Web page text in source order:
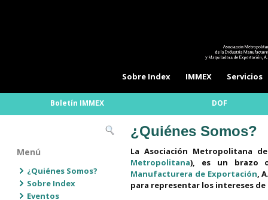
Sobre Index IMMEX Servicios
Boletín IMMEX DOF
Menú
¿Quiénes Somos?
Sobre Index
Eventos
¿Quiénes Somos?
La Asociación Metropolitana
Metropolitana), es un brazo
Manufacturera de Exportación,
para representar los intereses